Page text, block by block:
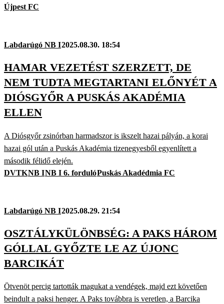
Újpest FC
Labdarúgó NB I2025.08.30. 18:54
HAMAR VEZETÉST SZERZETT, DE
NEM TUDTA MEGTARTANI ELŐNYÉT A
DIÓSGYŐR A PUSKÁS AKADÉMIA
ELLEN
A Diósgyőr zsinórban harmadszor is ikszelt hazai pályán, a korai
hazai gól után a Puskás Akadémia tizenegyesből egyenlített a
második félidő elején.
DVTKNB INB I 6. fordulóPuskás Akadédmia FC
Labdarúgó NB I2025.08.29. 21:54
OSZTÁLYKÜLÖNBSÉG: A PAKS HÁROM
GÓLLAL GYŐZTE LE AZ ÚJONC
BARCIKÁT
Ötvenöt percig tartották magukat a vendégek, majd ezt követően
beindult a paksi henger. A Paks továbbra is veretlen, a Barcika